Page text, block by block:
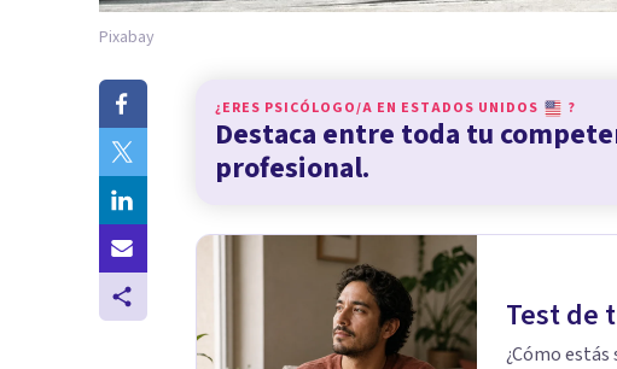
Pixabay
¿ERES PSICÓLOGO/A EN ESTADOS UNIDOS ?
Destaca entre toda tu
profesional.
Test de
¿Cómo